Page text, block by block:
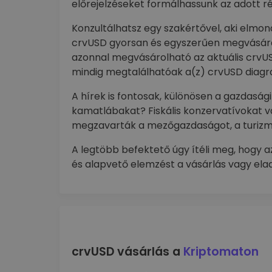
előrejelzéseket formálhassunk az adott
Konzultálhatsz egy szakértővel, aki
crvUSD gyorsan és egyszerűen
azonnal megvásárolható az aktuális
mindig megtalálhatóak a(z) crvUSD
A hírek is fontosak, különösen a
kamatlábakat? Fiskális konzervatívokat
megzavarták a mezőgazdaságot, a
A legtöbb befektető úgy ítéli meg, hogy
és alapvető elemzést a vásárlás vagy
crvUSD vásárlás a Kriptomaton